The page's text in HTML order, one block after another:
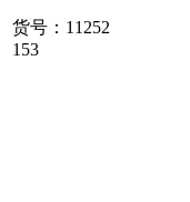
货号：11252
153